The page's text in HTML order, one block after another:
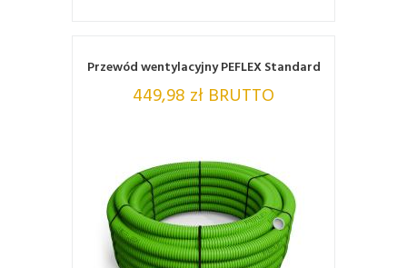
Przewód wentylacyjny PEFLEX Standard
449,98 zł BRUTTO